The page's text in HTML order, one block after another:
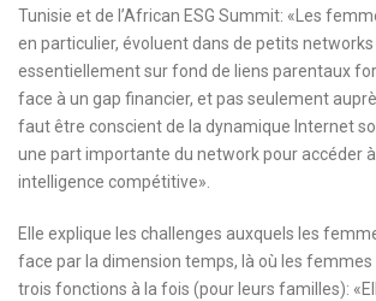
Tunisie et de l’African ESG Summit: «Les
en particulier, évoluent dans de petits
essentiellement sur fond de liens parentaux
face à un gap financier, et pas seulement
faut être conscient de la dynamique Internet
une part importante du network pour accéder
intelligence compétitive».
Elle explique les challenges auxquels les
face par la dimension temps, là où les
trois fonctions à la fois (pour leurs familles):